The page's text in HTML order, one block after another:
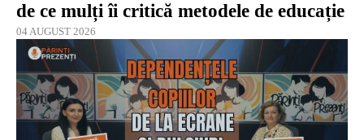
de ce mulți îi critică metodele de educație
04 AUGUST 2026